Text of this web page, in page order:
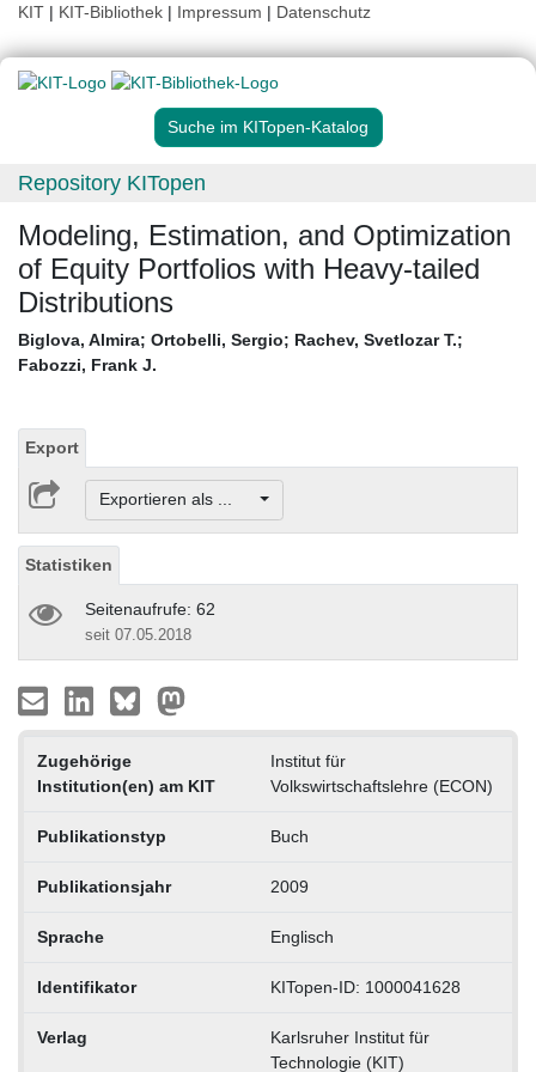
KIT | KIT-Bibliothek | Impressum | Datenschutz
Suche im KITopen-Katalog
Repository KITopen
Modeling, Estimation, and Optimization
of Equity Portfolios with Heavy-tailed
Distributions
Biglova, Almira; Ortobelli, Sergio; Rachev, Svetlozar T.;
Fabozzi, Frank J.
Export
Exportieren als ...
Statistiken
Seitenaufrufe: 62
seit 07.05.2018
Zugehörige
Institution(en) am KIT
Institut für
Volkswirtschaftslehre (ECON)
Publikationstyp Buch
Publikationsjahr 2009
Sprache Englisch
Identifikator KITopen-ID: 1000041628
Verlag
Karlsruher Institut für
Technologie (KIT)